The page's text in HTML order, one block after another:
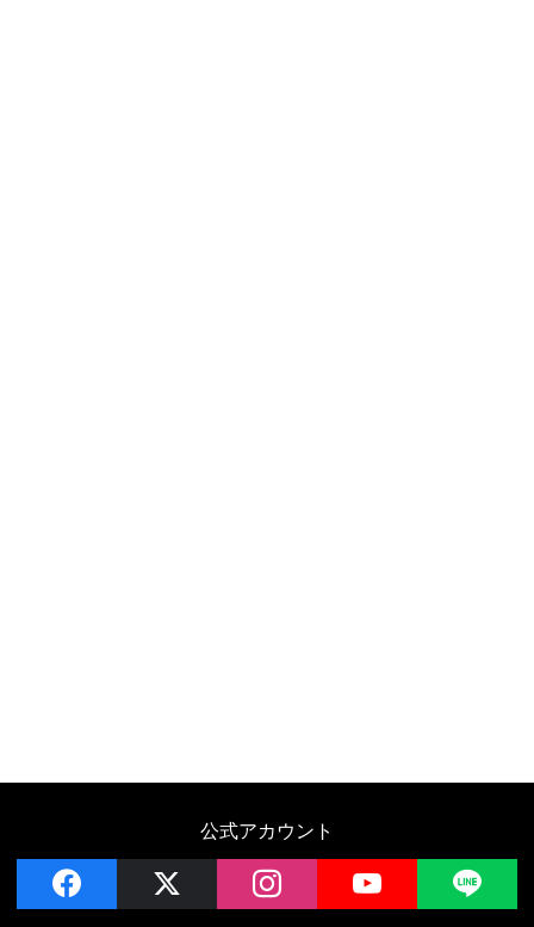
公式アカウント
facebook instagram YouTube